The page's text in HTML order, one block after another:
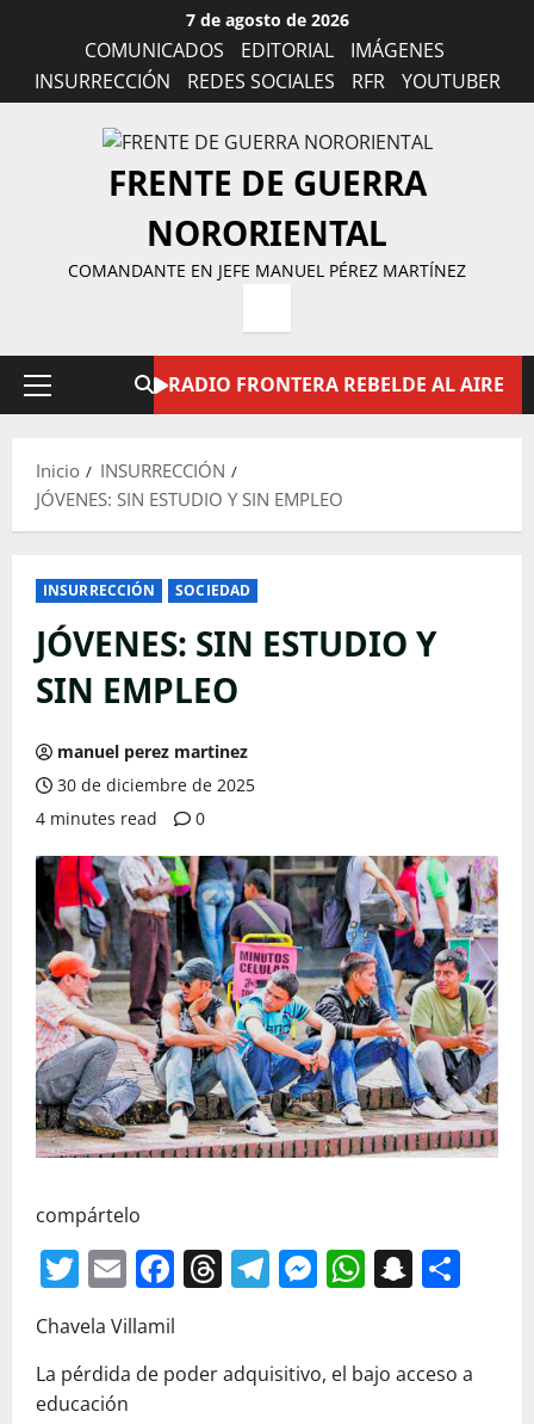
contenido
7 de agosto de 2026
COMUNICADOS EDITORIAL
IMÁGENES
INSURRECCIÓN
REDES SOCIALES RFR YOUTUBER
FRENTE DE GUERRA
NORORIENTAL
COMANDANTE EN JEFE MANUEL PÉREZ MARTÍNEZ
Menú
RADIO FRONTERA REBELDE AL AIRE
Inicio
INSURRECCIÓN
JÓVENES: SIN ESTUDIO Y SIN EMPLEO
INSURRECCIÓN SOCIEDAD
JÓVENES: SIN ESTUDIO Y
SIN EMPLEO
manuel perez martinez
30 de diciembre de 2025
4 minutes read
0
compártelo
Twitter
EmailFacebook
Threads
Telegram
Messenger
Chavela Villamil
La pérdida de poder adquisitivo, el bajo acceso a
educación